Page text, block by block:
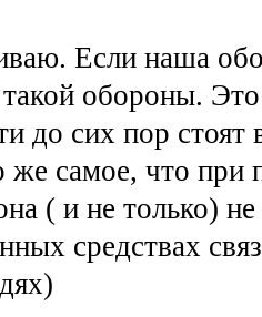
Если наша
обороны.
до сих пор
же самое, что при
( и не только)
средствах